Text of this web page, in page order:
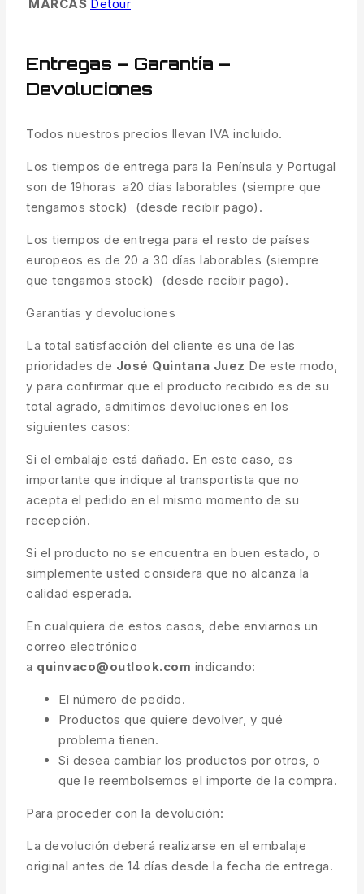
MARCAS Detour
Entregas – Garantía –
Devoluciones
Todos nuestros precios llevan IVA incluido.
Los tiempos de entrega para la Península y Portugal
son de 19horas a20 días laborables (siempre que
tengamos stock) (desde recibir pago).
Los tiempos de entrega para el resto de países
europeos es de 20 a 30 días laborables (siempre
que tengamos stock) (desde recibir pago).
Garantías y devoluciones
La total satisfacción del cliente es una de las
prioridades de José Quintana Juez De este modo,
y para confirmar que el producto recibido es de su
total agrado, admitimos devoluciones en los
siguientes casos:
Si el embalaje está dañado. En este caso, es
importante que indique al transportista que no
acepta el pedido en el mismo momento de su
recepción.
Si el producto no se encuentra en buen estado, o
simplemente usted considera que no alcanza la
calidad esperada.
En cualquiera de estos casos, debe enviarnos un
correo electrónico
a quinvaco@outlook.com indicando:
El número de pedido.
Productos que quiere devolver, y qué
problema tienen.
Si desea cambiar los productos por otros, o
que le reembolsemos el importe de la compra.
Para proceder con la devolución:
La devolución deberá realizarse en el embalaje
original antes de 14 días desde la fecha de entrega.